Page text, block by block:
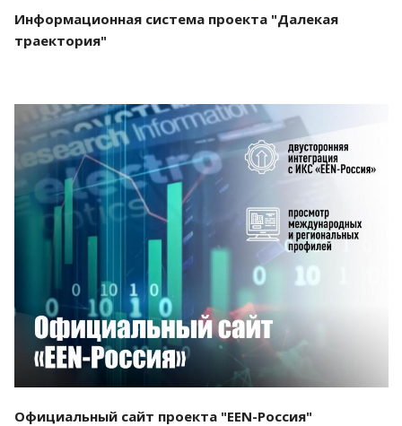
Информационная система проекта "Далекая
траектория"
Смотреть проект
Официальный сайт проекта "EEN-Россия"